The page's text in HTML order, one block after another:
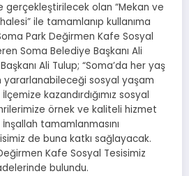
gerçekleştirilecek olan “Mekan ve
ile tamamlanıp kullanıma
Park Değirmen Kafe Sosyal
Soma Belediye Başkanı Ali
Ali Tulup; “Soma’da her yaş
yararlanabileceği sosyal yaşam
kazandırdığımız sosyal
örnek ve kaliteli hizmet
tamamlanmasını
de buna katkı sağlayacak.
Kafe Sosyal Tesisimiz
bulundu.